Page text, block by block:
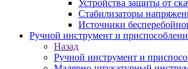
Устройства защиты от
Стабилизаторы
Источники
Ручной инструмент и
Назад
Ручной инструмент и